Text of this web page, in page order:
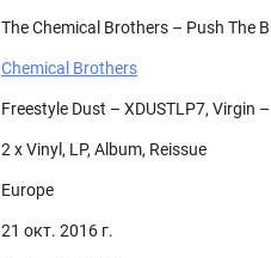
The Chemical Brothers – Push The
Chemical Brothers
Freestyle Dust – XDUSTLP7, Virgin
2 x Vinyl, LP, Album, Reissue
Europe
21 окт. 2016 г.